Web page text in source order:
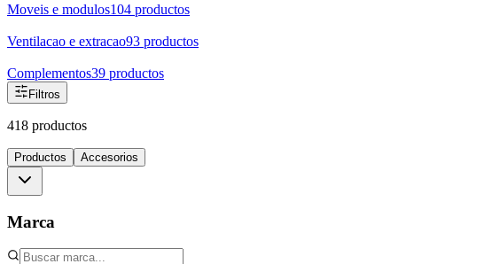
Moveis e modulos104 productos
Ventilacao e extracao93 productos
Complementos39 productos
Filtros
418 productos
Productos Accesorios
Marca